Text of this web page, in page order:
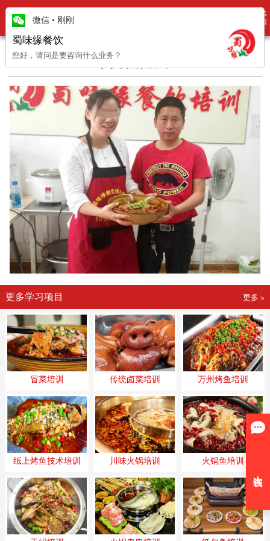
微信 • 刚刚
蜀味缘餐饮
您好，请问是要咨询什么业务？
更多
项目
学员学做冒菜
更多学习项目 更多 >
冒菜培训 传统卤菜培训 万州烤鱼培训
纸上烤鱼技术培训 川味火锅培训 火锅鱼培训